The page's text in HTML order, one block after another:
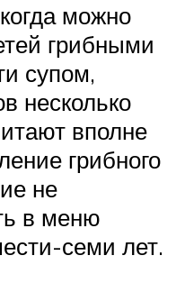
можно
грибными
супом,
несколько
вполне
грибного
не
в меню
семи лет.